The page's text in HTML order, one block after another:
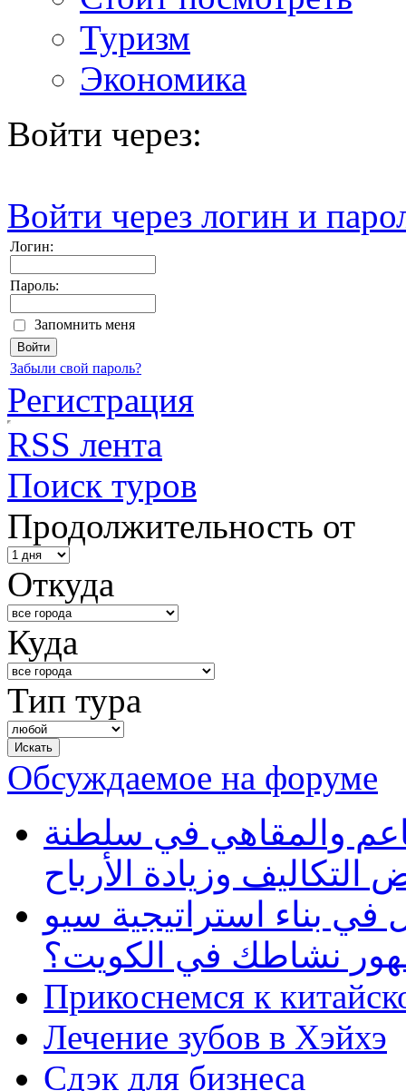
Туризм
Экономика
Войти через:
Войти через логин и
Логин:
Пароль:
Запомнить меня
Забыли свой пароль?
Регистрация
RSS лента
Поиск туров
Продолжительность от
Откуда
Куда
Тип тура
Обсуждаемое на форуме
والمقاهي في سلطنة
وزيادة الأرباح
بناء استراتيجية سيو
نشاطك في الكويت؟
Прикоснемся к
Лечение зубов в Хэйхэ
Сдэк для бизнеса